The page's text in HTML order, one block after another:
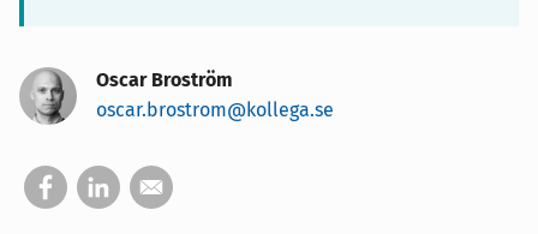
Oscar Broström
oscar.brostrom@kollega.se